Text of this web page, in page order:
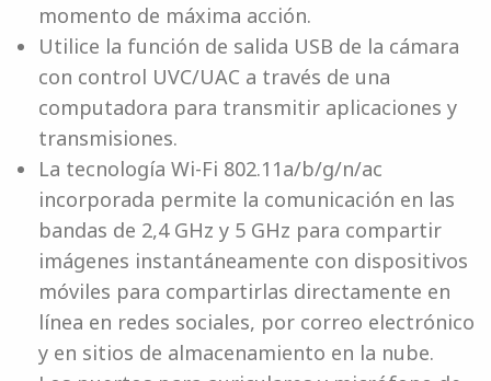
momento de máxima acción.
Utilice la función de salida USB de la cámara
con control UVC/UAC a través de una
computadora para transmitir aplicaciones y
transmisiones.
La tecnología Wi-Fi 802.11a/b/g/n/ac
incorporada permite la comunicación en las
bandas de 2,4 GHz y 5 GHz para compartir
imágenes instantáneamente con dispositivos
móviles para compartirlas directamente en
línea en redes sociales, por correo electrónico
y en sitios de almacenamiento en la nube.